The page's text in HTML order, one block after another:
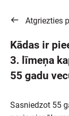
Atgriezties
Kādas ir
3. līmeņa
55 gadu
Sasniedzot 55